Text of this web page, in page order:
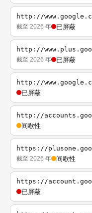
http://
截至 2026 年 已屏蔽
http://
截至 2026 年 已屏蔽
http://
已屏蔽
http://
间歇性
https://
截至 2026 年 间歇性
https://
已屏蔽